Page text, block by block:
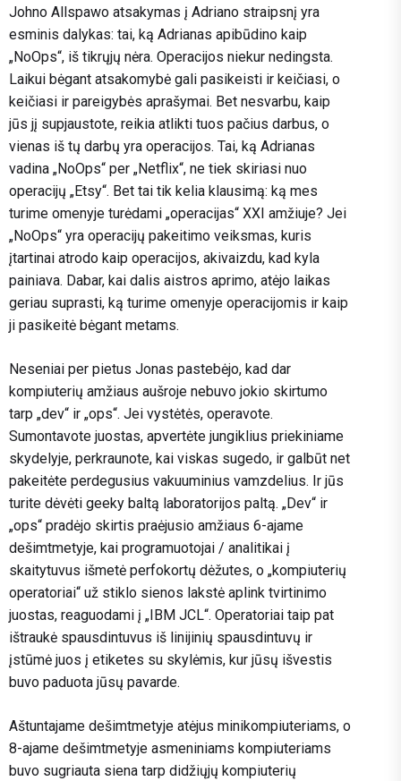
Johno Allspawo atsakymas į Adriano straipsnį yra
esminis dalykas: tai, ką Adrianas apibūdino kaip
„NoOps“, iš tikrųjų nėra. Operacijos niekur nedingsta.
Laikui bėgant atsakomybė gali pasikeisti ir keičiasi, o
keičiasi ir pareigybės aprašymai. Bet nesvarbu, kaip
jūs jį supjaustote, reikia atlikti tuos pačius darbus, o
vienas iš tų darbų yra operacijos. Tai, ką Adrianas
vadina „NoOps“ per „Netflix“, ne tiek skiriasi nuo
operacijų „Etsy“. Bet tai tik kelia klausimą: ką mes
turime omenyje turėdami „operacijas“ XXI amžiuje? Jei
„NoOps“ yra operacijų pakeitimo veiksmas, kuris
įtartinai atrodo kaip operacijos, akivaizdu, kad kyla
painiava. Dabar, kai dalis aistros aprimo, atėjo laikas
geriau suprasti, ką turime omenyje operacijomis ir kaip
ji pasikeitė bėgant metams.
Neseniai per pietus Jonas pastebėjo, kad dar
kompiuterių amžiaus aušroje nebuvo jokio skirtumo
tarp „dev“ ir „ops“. Jei vystėtės, operavote.
Sumontavote juostas, apvertėte jungiklius priekiniame
skydelyje, perkraunote, kai viskas sugedo, ir galbūt net
pakeitėte perdegusius vakuuminius vamzdelius. Ir jūs
turite dėvėti geeky baltą laboratorijos paltą. „Dev“ ir
„ops“ pradėjo skirtis praėjusio amžiaus 6-ajame
dešimtmetyje, kai programuotojai / analitikai į
skaitytuvus išmetė perfokortų dėžutes, o „kompiuterių
operatoriai“ už stiklo sienos lakstė aplink tvirtinimo
juostas, reaguodami į „IBM JCL“. Operatoriai taip pat
ištraukė spausdintuvus iš linijinių spausdintuvų ir
įstūmė juos į etiketes su skylėmis, kur jūsų išvestis
buvo paduota jūsų pavarde.
Aštuntajame dešimtmetyje atėjus minikompiuteriams, o
8-ajame dešimtmetyje asmeniniams kompiuteriams
buvo sugriauta siena tarp didžiųjų kompiuterių